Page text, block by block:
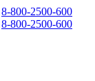
8-800-2500-600
8-800-2500-600